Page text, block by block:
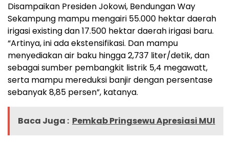
Disampaikan Presiden Jokowi, Bendungan Way
Sekampung mampu mengairi 55.000 hektar daerah
irigasi existing dan 17.500 hektar daerah irigasi baru.
“Artinya, ini ada ekstensifikasi. Dan mampu
menyediakan air baku hingga 2,737 liter/detik, dan
sebagai sumber pembangkit listrik 5,4 megawatt,
serta mampu mereduksi banjir dengan persentase
sebanyak 8,85 persen”, katanya.
Baca Juga : Pemkab Pringsewu Apresiasi MUI